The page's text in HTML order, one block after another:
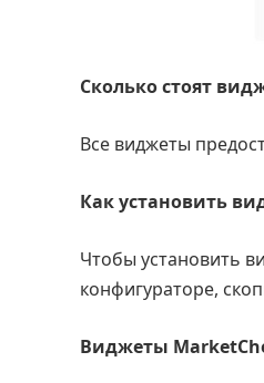
Сколько стоят
Все виджеты
Как установить
Чтобы установить
конфигураторе,
Виджеты